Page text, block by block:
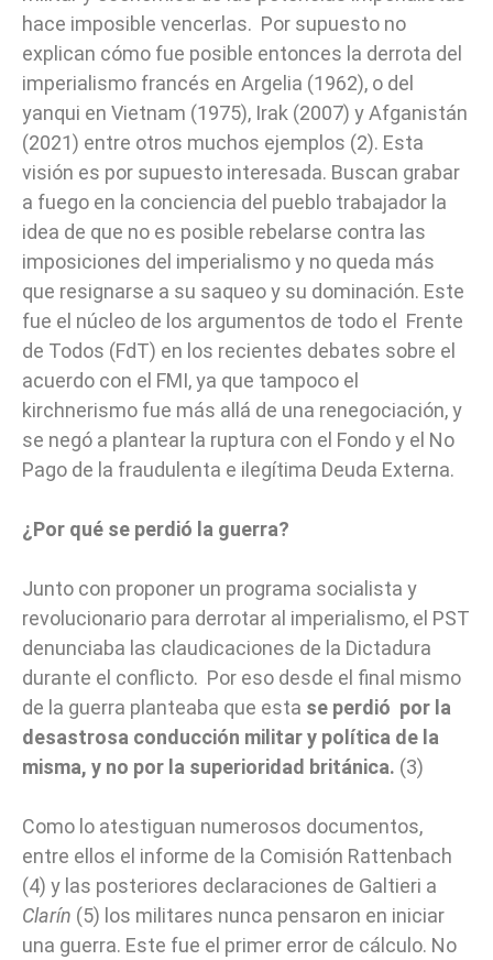
hace imposible vencerlas. Por supuesto no
explican cómo fue posible entonces la derrota del
imperialismo francés en Argelia (1962), o del
yanqui en Vietnam (1975), Irak (2007) y Afganistán
(2021) entre otros muchos ejemplos (2). Esta
visión es por supuesto interesada. Buscan grabar
a fuego en la conciencia del pueblo trabajador la
idea de que no es posible rebelarse contra las
imposiciones del imperialismo y no queda más
que resignarse a su saqueo y su dominación. Este
fue el núcleo de los argumentos de todo el Frente
de Todos (FdT) en los recientes debates sobre el
acuerdo con el FMI, ya que tampoco el
kirchnerismo fue más allá de una renegociación, y
se negó a plantear la ruptura con el Fondo y el No
Pago de la fraudulenta e ilegítima Deuda Externa.
¿Por qué se perdió la guerra?
Junto con proponer un programa socialista y
revolucionario para derrotar al imperialismo, el PST
denunciaba las claudicaciones de la Dictadura
durante el conflicto. Por eso desde el final mismo
de la guerra planteaba que esta se perdió por la
desastrosa conducción militar y política de la
misma, y no por la superioridad británica. (3)
Como lo atestiguan numerosos documentos,
entre ellos el informe de la Comisión Rattenbach
(4) y las posteriores declaraciones de Galtieri a
Clarín (5) los militares nunca pensaron en iniciar
una guerra. Este fue el primer error de cálculo. No